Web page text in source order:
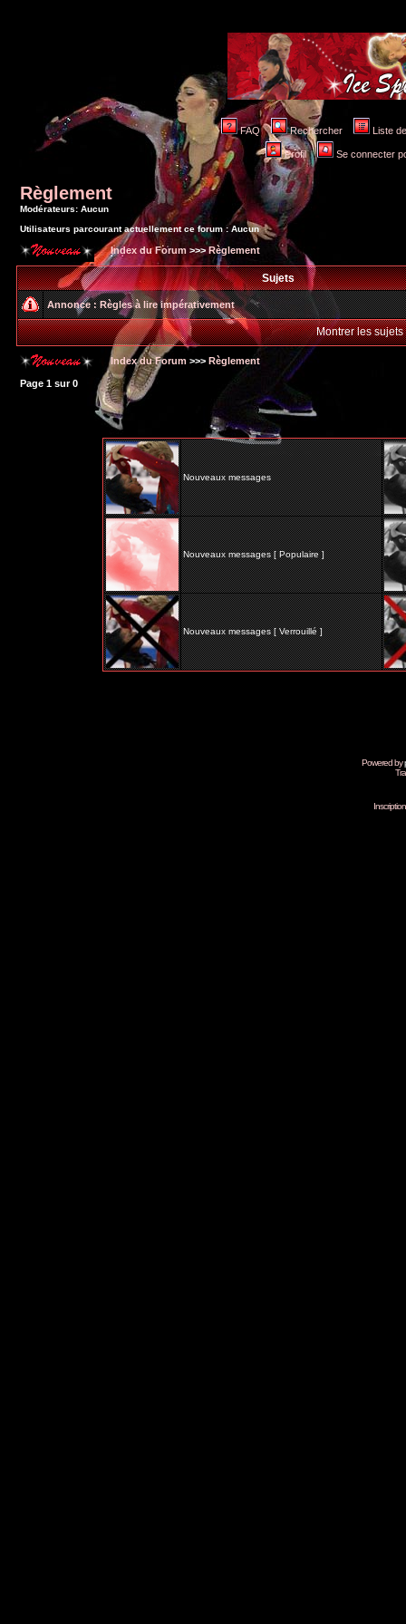
FAQ Rechercher Liste
Profil Se connecter
Règlement
Modérateurs: Aucun
Utilisateurs parcourant actuellement ce forum : Aucun
Index du Forum >>>Règlement
Sujets
Annonce : Règles à lire impérativement
Montrer les
Index du Forum >>> Règlement
Page 1 sur0
Nouveaux messages
Nouveaux messages [ Populaire ]
Nouveaux messages [ Verrouillé ]
Powered by